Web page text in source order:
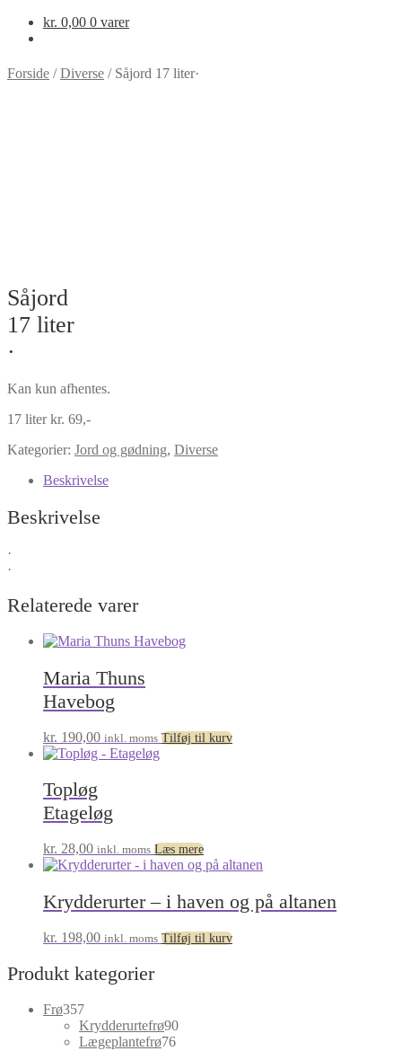
kr. 0,00 0 varer
Forside /Diverse / Såjord 17 liter·
Såjord
17 liter
·
Kan kun afhentes.
17 liter kr. 69,-
Kategorier: Jord og gødning, Diverse
Beskrivelse
Beskrivelse
·
·
Relaterede varer
Maria Thuns
Havebog
kr. 190,00 inkl. moms Tilføj til kurv
Topløg
Etageløg
kr. 28,00 inkl. moms Læs mere
Krydderurter – i haven og på altanen
kr. 198,00 inkl. moms Tilføj til kurv
Produkt kategorier
Frø357357
varer
Krydderurtefrø9090
Lægeplantefrø7676